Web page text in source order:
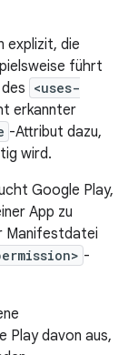
explizit, die
führt
<uses-
erkannter
-Attribut dazu,
wird.
Google Play,
App zu
Manifestdatei
-
Play davon aus,